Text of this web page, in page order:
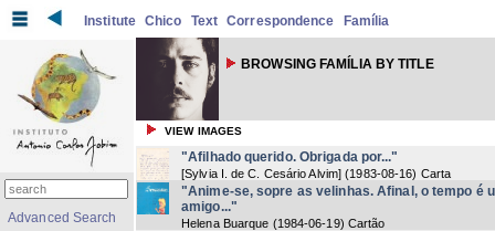
Institute Chico Text Correspondence Família
BROWSING FAMÍLIA BY TITLE
VIEW IMAGES
"Afilhado querido. Obrigada por..."
[Sylvia I. de C. Cesário Alvim] (1983-08-16) Carta
"Anime-se, sopre as velinhas. Afinal, o tempo é
amigo..."
Helena Buarque (1984-06-19) Cartão
Advanced Search